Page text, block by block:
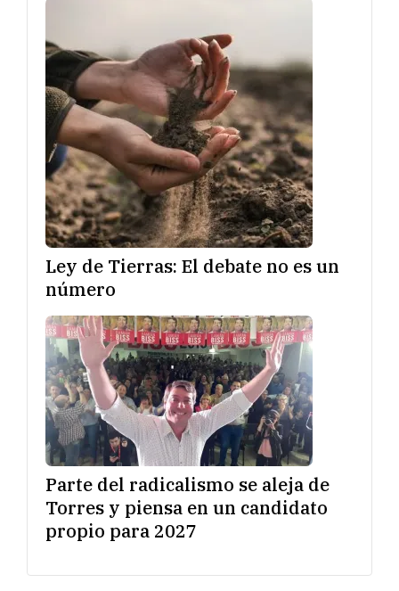
Ley de Tierras: El debate no es un
número
Parte del radicalismo se aleja de
Torres y piensa en un candidato
propio para 2027